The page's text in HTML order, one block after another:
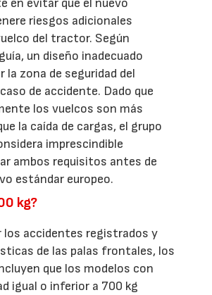
riesgos adicionales
del tractor. Según
un diseño inadecuado
la zona de seguridad del
de accidente. Dado que
los vuelcos son más
la caída de cargas, el grupo
imprescindible
ambos requisitos antes de
estándar europeo.
kg?
los accidentes registrados y
de las palas frontales, los
que los modelos con
igual o inferior a 700 kg